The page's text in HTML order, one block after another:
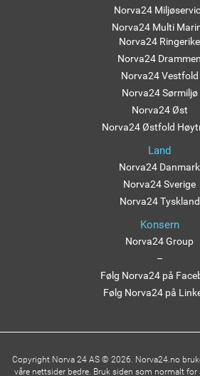
Norva24
Norva24 Multi
Norva24 Ringerike
Norva24 Drammen
Norva24 Vestfold
Norva24 Sørmiljø
Norva24 Øst
Norva24 Østfold
Land
Norva24 Danmark
Norva24 Sverige
Norva24 Tyskland
Konsern
Norva24 Group
–
Følg Norva24 på
Følg Norva24 på
Copyright Norva 24 AS © 2026. Norva24.no
våre nettsider bedre. Bruk siden som normalt for